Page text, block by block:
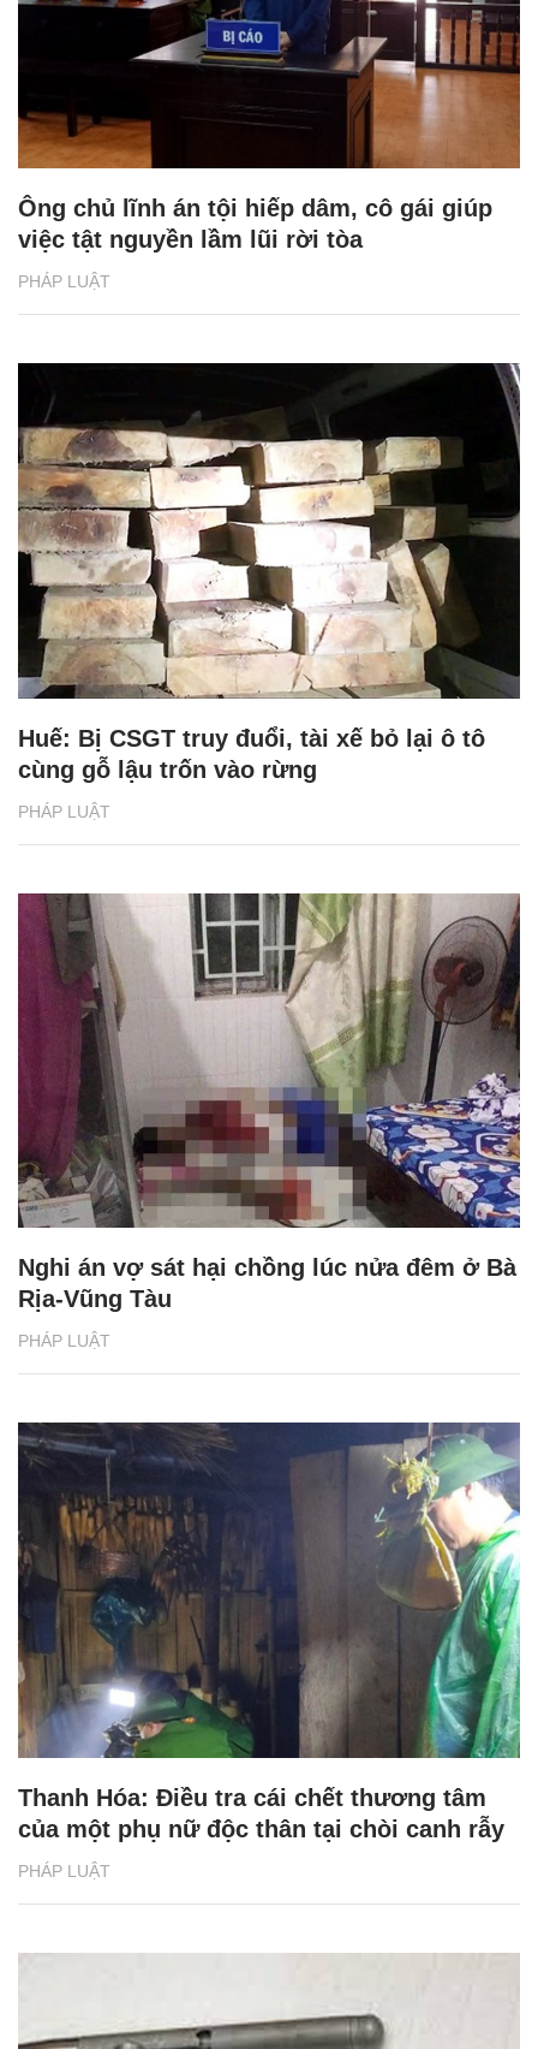
PHÁP LUẬT
Ông chủ lĩnh án tội hiếp dâm, cô gái giúp
việc tật nguyền lầm lũi rời tòa
PHÁP LUẬT
Huế: Bị CSGT truy đuổi, tài xế bỏ lại ô tô
cùng gỗ lậu trốn vào rừng
PHÁP LUẬT
Nghi án vợ sát hại chồng lúc nửa đêm ở Bà
Rịa-Vũng Tàu
PHÁP LUẬT
Thanh Hóa: Điều tra cái chết thương tâm
của một phụ nữ độc thân tại chòi canh rẫy